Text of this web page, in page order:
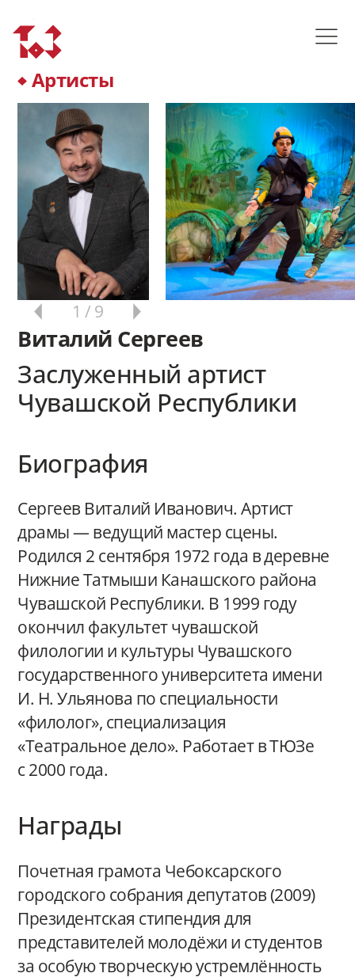
Артисты
1 / 9
Виталий Сергеев
Заслуженный артист
Чувашской Республики
Биография
Сергеев Виталий Иванович. Артист
драмы — ведущий мастер сцены.
Родился 2 сентября 1972 года в деревне
Нижние Татмыши Канашского района
Чувашской Республики. В 1999 году
окончил факультет чувашской
филологии и культуры Чувашского
государственного университета имени
И. Н. Ульянова по специальности
«филолог», специализация
«Театральное дело». Работает в ТЮЗе
с 2000 года.
Награды
Почетная грамота Чебоксарского
городского собрания депутатов (2009)
Президентская стипендия для
представителей молодёжи и студентов
за особую творческую устремлённость